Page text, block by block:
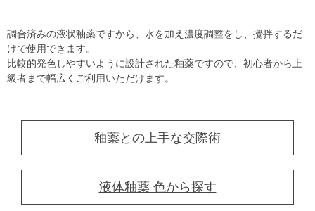
調合済みの液状釉薬ですから、水を加え濃度調整をし、攪拌するだ
けで使用できます。
比較的発色しやすいように設計された釉薬ですので、初心者から上
級者まで幅広くご利用いただけます。
釉薬との上手な交際術
液体釉薬 色から探す